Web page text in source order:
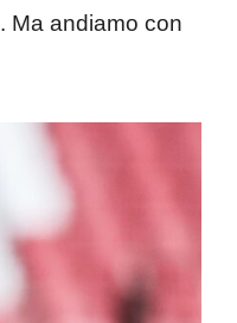
. Ma andiamo con